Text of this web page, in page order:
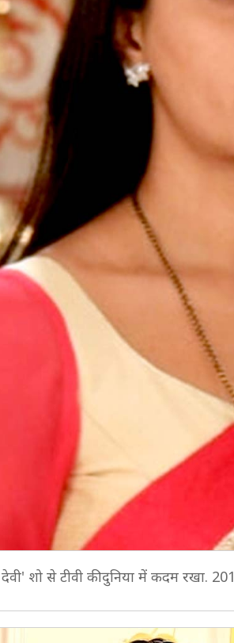
शो से टीवी की दुनिया में कदम रखा.